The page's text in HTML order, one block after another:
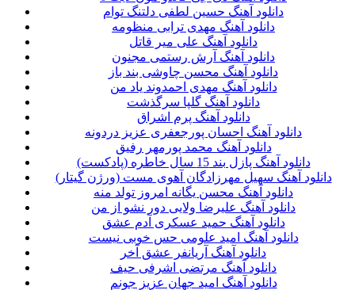
دانلود آهنگ حسین لطفی دلتنگ توام
دانلود آهنگ مهدی ترابی منظومه
دانلود آهنگ علی میر قاتل
دانلود آهنگ آرش رستمى مجنون
دانلود آهنگ محسن چاوشی بند باز
دانلود آهنگ مهدی احمدوند یاد من
دانلود آهنگ گلپا سرگذشت
دانلود آهنگ پرم اشراق
دانلود آهنگ احسان پورجعفری عزیز دردونه
دانلود آهنگ محمد پورمهر رفیق
دانلود آهنگ پازل بند 15 سال خاطره (پادکست)
دانلود آهنگ سهیل مهرزادگان آهوی مست (ورژن گیتار)
دانلود آهنگ محسن یگانه امروز تولد منه
دانلود آهنگ علیرضا ولایی دور نشو از من
دانلود آهنگ حمید عسکری آدم عشق
دانلود آهنگ امید علومی حس خوبی نیست
دانلود آهنگ آریانفر عشق آخر
دانلود آهنگ مرتضی اشرفی حیف
دانلود آهنگ امید جهان عزیز جونم